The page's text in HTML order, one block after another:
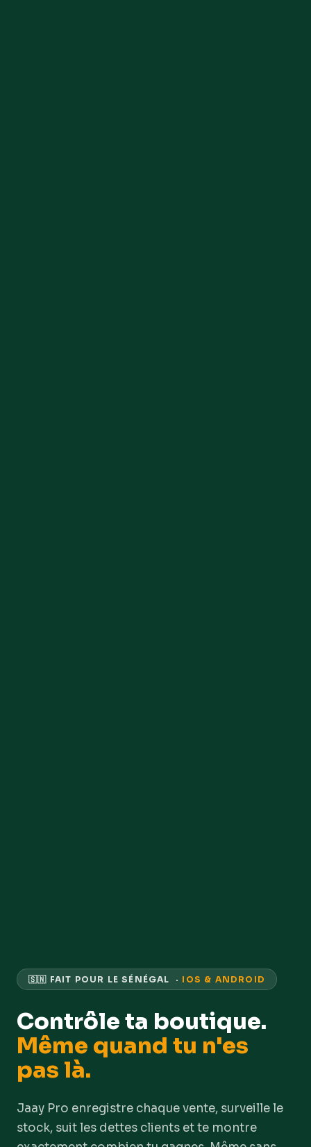
🇸🇳 FAIT POUR LE SÉNÉGAL · IOS & ANDROID
Contrôle ta boutique.
Même quand tu n'es
pas là.
Jaay Pro enregistre chaque vente, surveille le
stock, suit les dettes clients et te montre